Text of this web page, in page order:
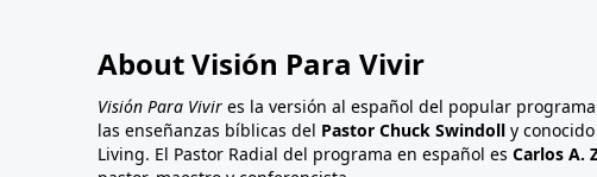
About Visión Para Vivir
Visión Para Vivir es la versión al español del popular
las enseñanzas bíblicas del Pastor Chuck Swindoll y
Living. El Pastor Radial del programa en español es Carlos A.